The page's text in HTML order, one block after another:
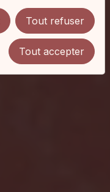
Tout refuser
Tout accepter